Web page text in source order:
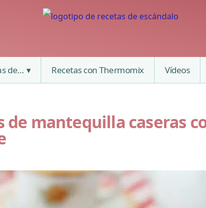
de… Recetas con Thermomix Vídeos
de mantequilla caseras